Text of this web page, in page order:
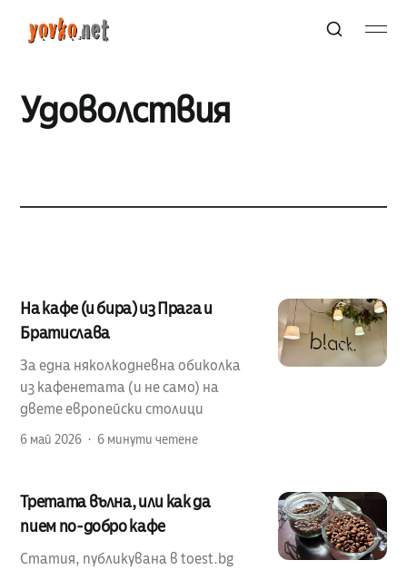
Удоволствия
На кафе (и бира) из Прага и
Братислава
За една няколкодневна обиколка
из кафенетата (и не само) на
двете европейски столици
6 май 2026 6 минути четене
Третата вълна, или как да
пием по-добро кафе
Статия, публикувана в toest.bg